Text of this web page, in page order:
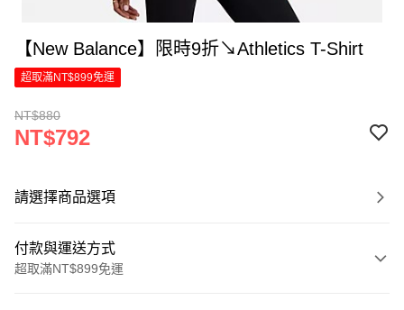
【New Balance】限時9折↘Athletics T-Shirt
超取滿NT$899免運
NT$880
NT$792
請選擇商品選項
付款與運送方式
超取滿NT$899免運